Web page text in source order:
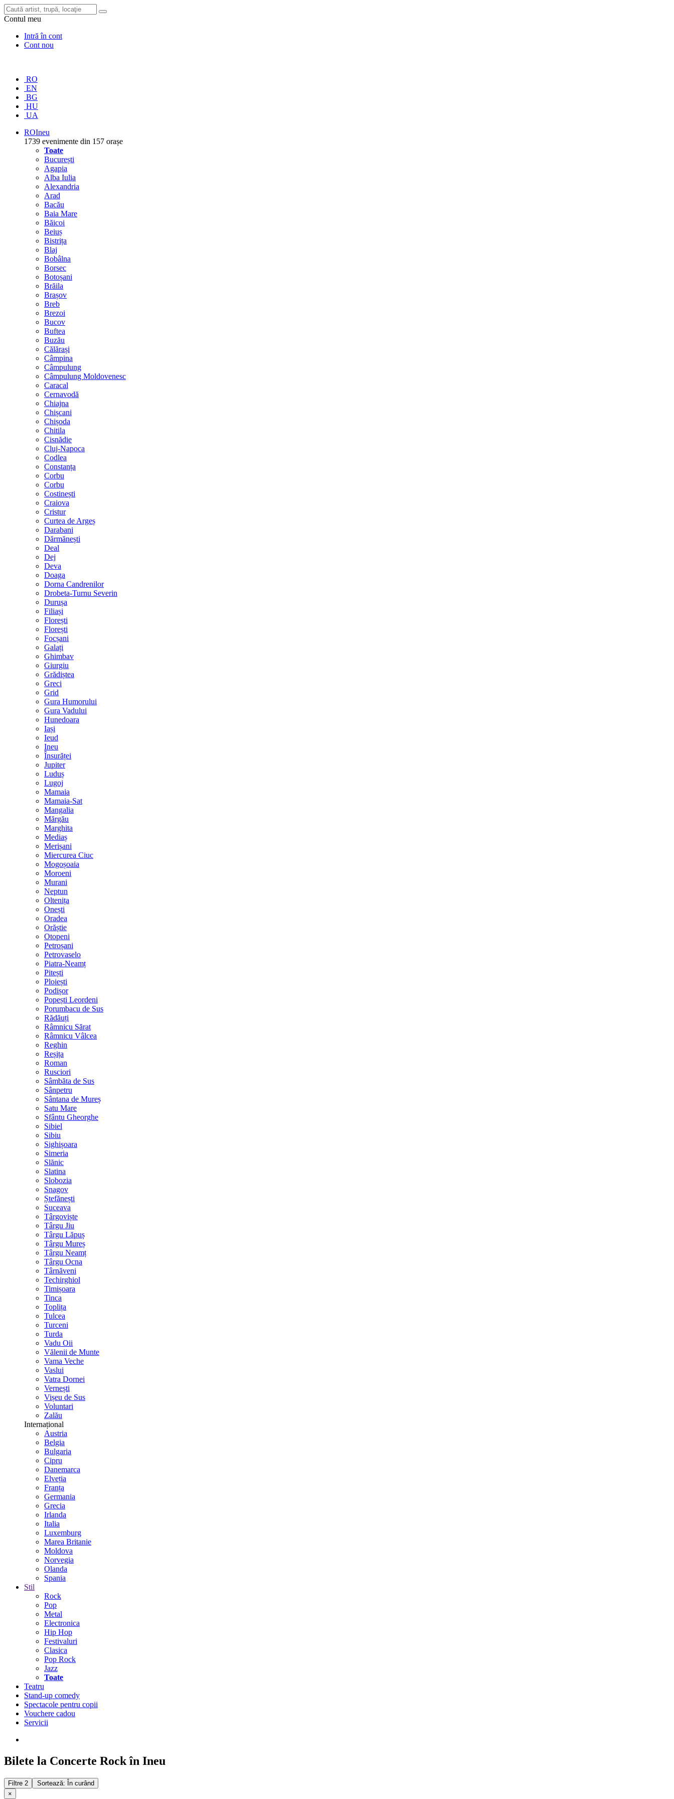
Contul meu
Intră în cont
Cont nou
RO
EN
BG
HU
UA
ROIneu
1739 evenimente din 157 orașe
Toate
București
Agapia
Alba Iulia
Alexandria
Arad
Bacău
Baia Mare
Băicoi
Beiuș
Bistrița
Blaj
Bobâlna
Borsec
Botoșani
Brăila
Brașov
Breb
Brezoi
Bucov
Buftea
Buzău
Călărași
Câmpina
Câmpulung
Câmpulung Moldovenesc
Caracal
Cernavodă
Chiajna
Chișcani
Chișoda
Chitila
Cisnădie
Cluj-Napoca
Codlea
Constanța
Corbu
Corbu
Costinești
Craiova
Cristur
Curtea de Argeș
Darabani
Dărmănești
Deal
Dej
Deva
Doaga
Dorna Candrenilor
Drobeta-Turnu Severin
Durușa
Filiași
Florești
Florești
Focșani
Galați
Ghimbav
Giurgiu
Grădiștea
Greci
Grid
Gura Humorului
Gura Vadului
Hunedoara
Iași
Ieud
Ineu
Însurăței
Jupiter
Luduș
Lugoj
Mamaia
Mamaia-Sat
Mangalia
Mărgău
Marghita
Mediaș
Merișani
Miercurea Ciuc
Mogoșoaia
Moroeni
Murani
Neptun
Oltenița
Onești
Oradea
Orăștie
Otopeni
Petroșani
Petrovaselo
Piatra-Neamț
Pitești
Ploiești
Podișor
Popești Leordeni
Porumbacu de Sus
Rădăuți
Râmnicu Sărat
Râmnicu Vâlcea
Reghin
Reșița
Roman
Rusciori
Sâmbăta de Sus
Sânpetru
Sântana de Mureș
Satu Mare
Sfântu Gheorghe
Sibiel
Sibiu
Sighișoara
Simeria
Slănic
Slatina
Slobozia
Snagov
Ștefănești
Suceava
Târgoviște
Târgu Jiu
Târgu Lăpuș
Târgu Mureș
Târgu Neamț
Târgu Ocna
Târnăveni
Techirghiol
Timișoara
Tinca
Toplița
Tulcea
Turceni
Turda
Vadu Oii
Vălenii de Munte
Vama Veche
Vaslui
Vatra Dornei
Vernești
Vișeu de Sus
Voluntari
Zalău
Internațional
Austria
Belgia
Bulgaria
Cipru
Danemarca
Elveția
Franța
Germania
Grecia
Irlanda
Italia
Luxemburg
Marea Britanie
Moldova
Norvegia
Olanda
Spania
Stil
Rock
Pop
Metal
Electronica
Hip Hop
Festivaluri
Clasica
Pop Rock
Jazz
Toate
Teatru
Stand-up comedy
Spectacole pentru copii
Vouchere cadou
Servicii
Bilete la Concerte Rock în Ineu
Filtre 2
Sortează: În curând
×